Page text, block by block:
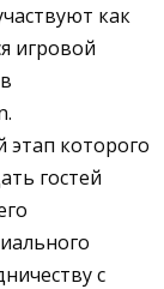
как
игровой
этап которого
гостей
с